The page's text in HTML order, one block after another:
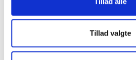
Tillad valgte